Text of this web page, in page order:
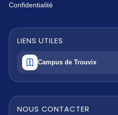
Confidentialité
LIENS UTILES
Campus de Trouvix
NOUS CONTACTER